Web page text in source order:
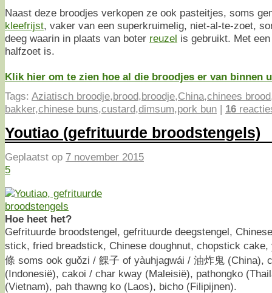
Naast deze broodjes verkopen ze ook pasteitjes, soms
kleefrijst, vaker van een superkruimelig, niet-al-te-zoet,
deeg waarin in plaats van boter reuzel is gebruikt. Met
halfzoet is.
Klik hier om te zien hoe al die broodjes er van binnen
Tags: Aziatisch broodje,brood,broodje,China,chinees brood
bakker,chinese buns,custard,dimsum,pork bun | 16
Youtiao (gefrituurde broodstengels)
Geplaatst op 7 november 2015
5
Hoe heet het?
Gefrituurde broodstengel, gefrituurde deegstengel,
stick, fried breadstick, Chinese doughnut, chopstick
條 soms ook guǒzi / 餜子 of yàuhjagwái / 油炸鬼 (China),
(Indonesië), cakoi / char kway (Maleisië), pathongko
(Vietnam), pah thawng ko (Laos), bicho (Filipijnen).